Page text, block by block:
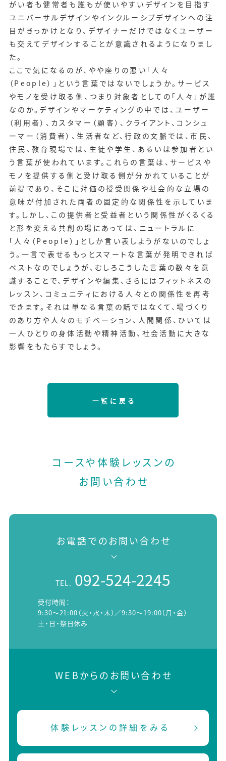
がい者も健常者も誰もが使いやすいデザインを目指す
ユニバーサルデザインやインクルーシブデザインへの注
目がきっかけとなり、デザイナーだけではなくユーザー
も交えてデザインすることが意識されるようになりまし
た。
ここで気になるのが、やや座りの悪い「人々
（People）」という言葉ではないでしょうか。サービス
やモノを受け取る側、つまり対象者としての「人々」が誰
なのか。デザインやマーケティングの中では、ユーザー
（利用者）、カスタマー（顧客）、クライアント、コンシュ
ーマー（消費者）、生活者など、行政の文脈では、市民、
住民、教育現場では、生徒や学生、あるいは参加者とい
う言葉が使われています。これらの言葉は、サービスや
モノを提供する側と受け取る側が分かれていることが
前提であり、そこに対価の授受関係や社会的な立場の
意味が付加された両者の固定的な関係性を示していま
す。しかし、この提供者と受益者という関係性がくるくる
と形を変える共創の場にあっては、ニュートラルに
「人々（People）」としか言い表しようがないのでしょ
う。一言で表せるもっとスマートな言葉が発明できれば
ベストなのでしょうが、むしろこうした言葉の数々を意
識することで、デザインや編集、さらにはフィットネスの
レッスン、コミュニティにおける人々との関係性を再考
できます。それは単なる言葉の話ではなくて、場づくり
のあり方や人々のモチベーション、人間関係、ひいては
一人ひとりの身体活動や精神活動、社会活動に大きな
影響をもたらすでしょう。
一覧に戻る
コースや体験レッスンの
お問い合わせ
お電話でのお問い合わせ
TEL. 092-524-2245
受付時間：
9:30～21:00（火・水・木）／9:30～19:00（月・金）
土・日・祭日休み
WEBからのお問い合わせ
体験レッスンの詳細をみる